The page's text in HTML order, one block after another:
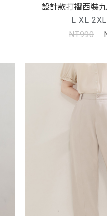
設計款打褶西裝
L XL 2XL
NT.990